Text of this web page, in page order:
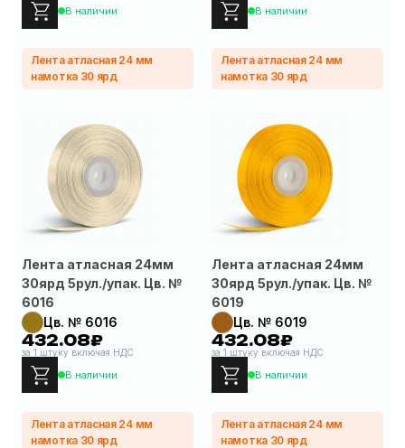
В наличии В наличии
Лента атласная 24 мм
намотка 30 ярд
Лента атласная 24мм
30ярд 5рул./упак. Цв. №
6016
Цв. № 6016
432.08₽
за 1 штуку включая НДС
В наличии
Лента атласная 24 мм
намотка 30 ярд
Лента атласная 24мм
30ярд 5рул./упак. Цв. №
6019
Цв. № 6019
432.08₽
за 1 штуку включая НДС
В наличии
Лента атласная 24 мм
намотка 30 ярд
Лента атласная 24 мм
намотка 30 ярд